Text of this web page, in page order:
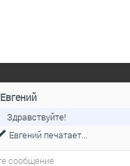
ОТЗЫВЫ
Евгений
Здравствуйте!
Евгений печатает...